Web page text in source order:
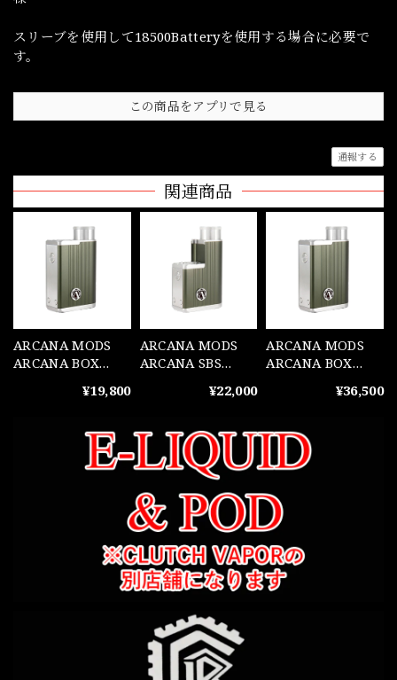
スリーブを使用して18500Batteryを使用する場合に必要で
す。
この商品をアプリで見る
通報する
関連商品
ARCANA MODS
ARCANA BOX
¥19,800
ARCANA MODS
ARCANA SBS
¥22,000
ARCANA MODS
ARCANA BOX
¥36,500